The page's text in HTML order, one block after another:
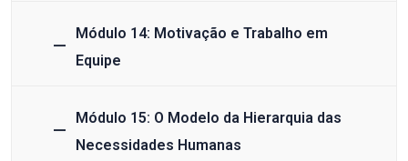
Módulo 14: Motivação e Trabalho em
Equipe
Módulo 15: O Modelo da Hierarquia das
Necessidades Humanas